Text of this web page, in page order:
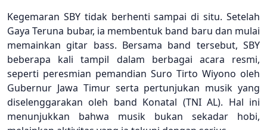
Kegemaran SBY tidak berhenti sampai di situ. Setelah
Gaya Teruna bubar, ia membentuk band baru dan mulai
memainkan gitar bass. Bersama band tersebut, SBY
beberapa kali tampil dalam berbagai acara resmi,
seperti peresmian pemandian Suro Tirto Wiyono oleh
Gubernur Jawa Timur serta pertunjukan musik yang
diselenggarakan oleh band Konatal (TNI AL). Hal ini
menunjukkan bahwa musik bukan sekadar hobi,